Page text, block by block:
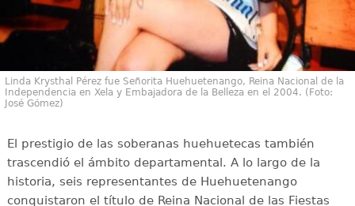
Linda Krysthal Pérez fue Señorita Huehuetenango, Reina Nacional de la
Independencia en Xela y Embajadora de la Belleza en el 2004. (Foto:
José Gómez)
El prestigio de las soberanas huehuetecas también
trascendió el ámbito departamental. A lo largo de la
historia, seis representantes de Huehuetenango
conquistaron el título de Reina Nacional de las Fiestas